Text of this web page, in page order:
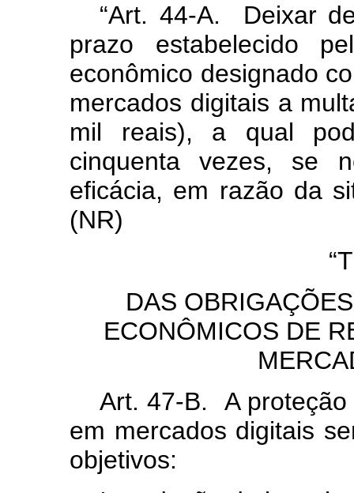
“Art. 44-A. Deixar
prazo estabelecido
econômico designado
mercados digitais a
mil reais), a qual
cinquenta vezes, se
eficácia, em razão da
(NR)
DAS
ECONÔMICOS DE
Art. 47-B. A
em mercados digitais
objetivos: